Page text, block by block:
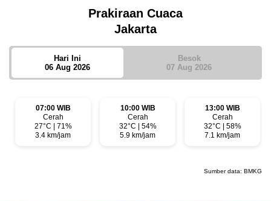
Prakiraan Cuaca
Jakarta
Hari Ini
06 Aug 2026
Besok
07 Aug 2026
07:00 WIB
Cerah
27°C | 71%
3.4 km/jam
10:00 WIB
Cerah
32°C | 54%
5.9 km/jam
13:00 WIB
Cerah
32°C | 58%
7.1 km/jam
Sumber data: BMKG